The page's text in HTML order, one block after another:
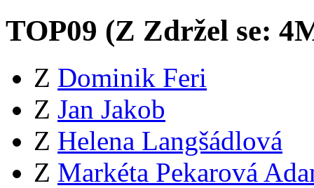
TOP09 (Z Zdržel se: 4
Z Dominik Feri
Z Jan Jakob
Z Helena Langšádlová
Z Markéta Pekarová